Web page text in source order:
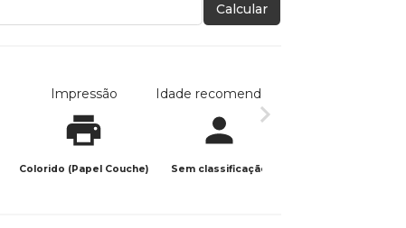
Calcular
Impressão
Colorido (Papel Couche)
Idade recomendada
Sem classificação